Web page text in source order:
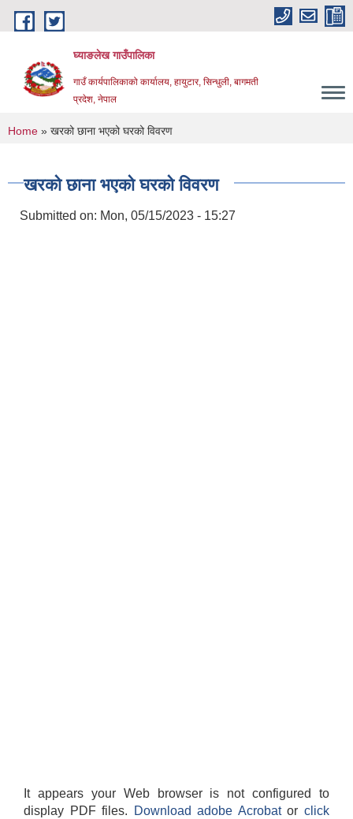
Skip to main content
घ्याङलेख गाउँपालिका
गाउँ कार्यपालिकाको कार्यालय, हायुटार, सिन्धुली, बागमती
प्रदेश, नेपाल
You are here
Home » खरको छाना भएको घरको विवरण
खरको छाना भएको घरको विवरण
Submitted on: Mon, 05/15/2023 - 15:27
It appears your Web browser is not configured to
display PDF files.
Download adobe Acrobatorclick